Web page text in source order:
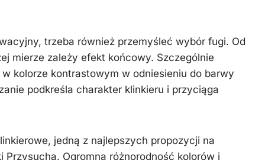
trzeba również przemyśleć wybór fugi. Od
mierze zależy efekt końcowy. Szczególnie
kolorze kontrastowym w odniesieniu do barwy
podkreśla charakter klinkieru i przyciąga
jedną z najlepszych propozycji na
Przysucha. Ogromna różnorodność kolorów i